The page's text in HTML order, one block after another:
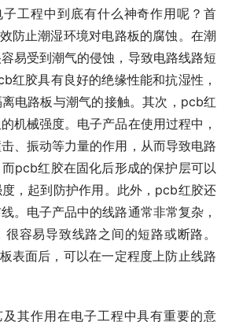
工程中到底有什么神奇作用呢？首
防止潮湿环境对电路板的腐蚀。在潮
易受到潮气的侵蚀，导致电路线路短
红胶具有良好的绝缘性能和抗湿性，
电路板与潮气的接触。其次，pcb红
机械强度。电子产品在使用过程中，
、振动等力量的作用，从而导致电路
pcb红胶在固化后形成的保护层可以
，起到防护作用。此外，pcb红胶还
。电子产品中的线路通常非常复杂，
容易导致线路之间的短路或断路。
表面后，可以在一定程度上防止线路
其作用在电子工程中具有重要的意